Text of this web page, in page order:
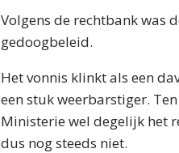
Volgens de rechtbank was
gedoogbeleid.
Het vonnis klinkt als een
een stuk weerbarstiger.
Ministerie wel degelijk het
dus nog steeds niet.